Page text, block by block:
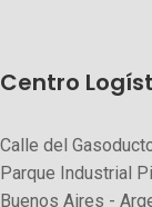
Centro
Calle del
Parque Industrial
Buenos Aires -